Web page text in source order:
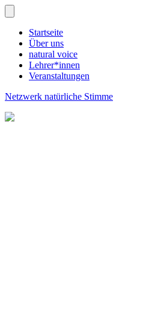
Startseite
Über uns
natural voice
Lehrer*innen
Veranstaltungen
Netzwerk natürliche Stimme